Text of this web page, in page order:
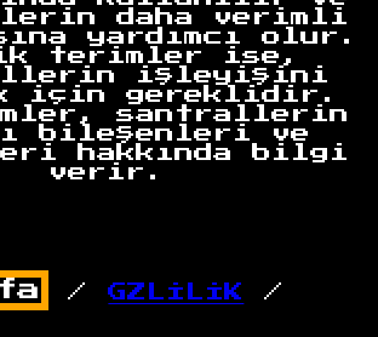
daha verimli
yardımcı olur.
terimler ise,
işleyişini
için gereklidir.
santrallerin
bileşenleri ve
hakkında bilgi
verir.
/ GZLİLİK /